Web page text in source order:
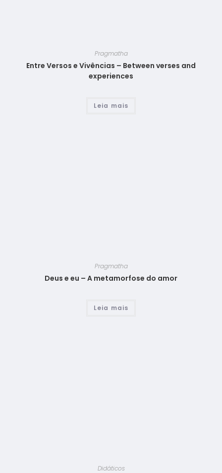
Pragmatha
Entre Versos e Vivências – Between verses and
experiences
Leia mais
Pragmatha
Deus e eu – A metamorfose do amor
Leia mais
Didáticos